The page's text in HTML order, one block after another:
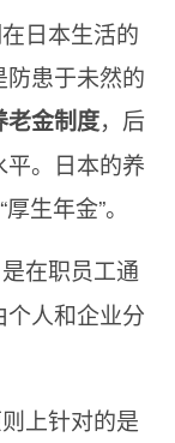
日本生活的
患于未然的
老金制度，后
。日本的养
生年金”。
在职员工通
人和企业分
上针对的是